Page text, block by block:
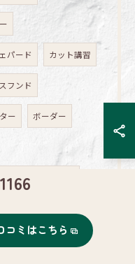
パード カット講習
フンド
ー ボーダー
ドシープードッグ
キーテリア
パード
コミはこちら